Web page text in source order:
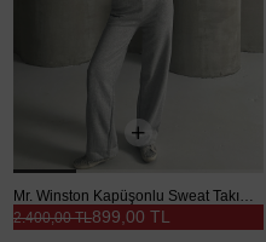
Mr. Winston Kapüşonlu Sweat Takım Gri Melanj - Gri
899,00 TL
2.400,00 TL